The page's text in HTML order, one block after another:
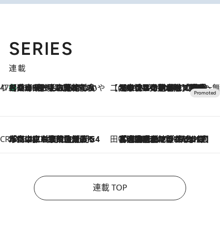
SERIES
連載
47都道府県の手みやげ ひんやりスイーツで夏を満喫
2026.8.8
【兵庫県】この夏絶対食べたい 冷やしておいしいおやつ3選 淡路島の恵みをジェラートに集約 【CREA×星野リゾート】唯一無二。癒しと発見が待つ場所へ
2026.8.7
【トンボの足水浴】ヒノキの香りに包まれて涼感マックス！約13℃の湧水かけ流しを避暑地「星野温泉 トンボの湯」で体験
CREA'S CHOICE
2026.8.7
「立川にも歌舞伎があるんだよ」 片岡仁左衛門・市川中車ら豪華座組みで4年目の立川立飛歌舞伎へ 田中稲の勝手に再ブーム
2026.8.7
「湘南乃風に憧れて」観客大盛上がりの“タオル回し”に、ラッパー顔負けの高速歌唱まで…さだまさし（74）のアグレッシブすぎる現在地
連載 TOP